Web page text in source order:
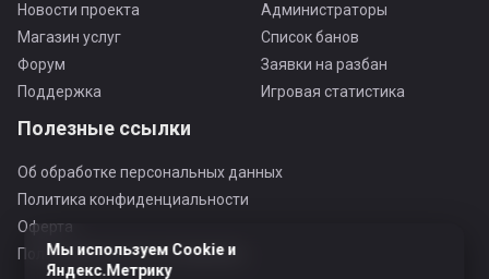
Новости проекта
Магазин услуг
Форум
Поддержка
Администраторы
Список банов
Заявки на разбан
Игровая статистика
Полезные ссылки
Об обработке персональных данных
Политика конфиденциальности
Оферта
Пользовательское соглашение
Мы используем Cookie и
Яндекс.Метрику